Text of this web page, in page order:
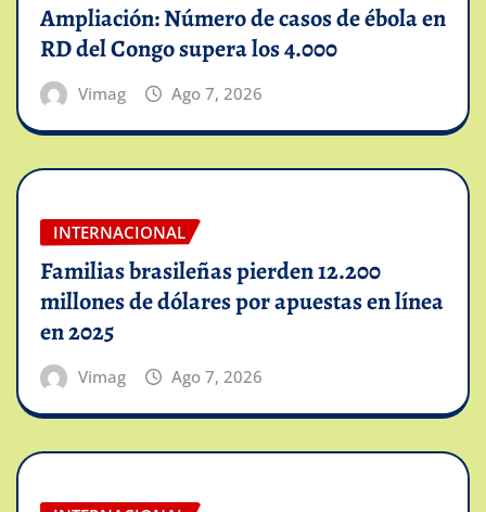
Ampliación: Número de casos de ébola en
RD del Congo supera los 4.000
Vimag Ago 7, 2026
INTERNACIONAL
Familias brasileñas pierden 12.200
millones de dólares por apuestas en línea
en 2025
Vimag Ago 7, 2026